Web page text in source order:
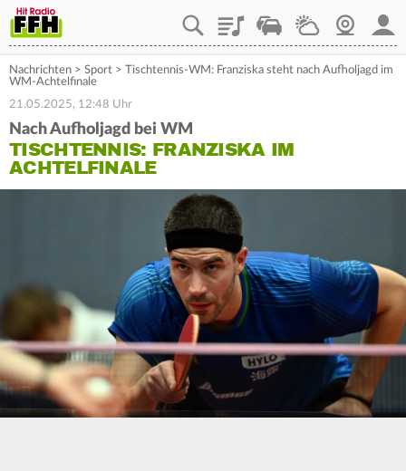
PlaylistStaupilotWetterWebcam
Nachrichten > Sport > Tischtennis-WM: Franziska steht nach Aufholjagd im
WM-Achtelfinale
21.05.2025, 12:48 Uhr
Nach Aufholjagd bei WM
TISCHTENNIS: FRANZISKA IM
ACHTELFINALE